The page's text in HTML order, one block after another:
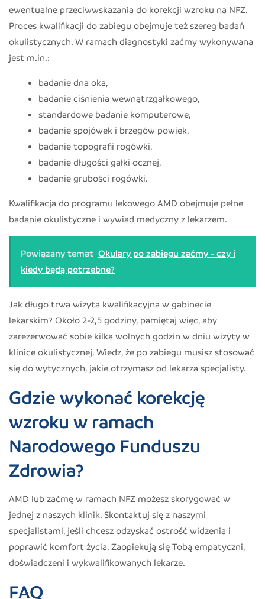
ewentualne przeciwwskazania do korekcji wzroku na NFZ.
Proces kwalifikacji do zabiegu obejmuje też szereg badań
okulistycznych. W ramach diagnostyki zaćmy wykonywana
jest m.in.:
badanie dna oka,
badanie ciśnienia wewnątrzgałkowego,
standardowe badanie komputerowe,
badanie spojówek i brzegów powiek,
badanie topografii rogówki,
badanie długości gałki ocznej,
badanie grubości rogówki.
Kwalifikacja do programu lekowego AMD obejmuje pełne
badanie okulistyczne i wywiad medyczny z lekarzem.
Powiązany temat Okulary po zabiegu zaćmy - czy i
kiedy będą potrzebne?
Jak długo trwa wizyta kwalifikacyjna w gabinecie
lekarskim? Około 2-2,5 godziny, pamiętaj więc, aby
zarezerwować sobie kilka wolnych godzin w dniu wizyty w
klinice okulistycznej. Wiedz, że po zabiegu musisz stosować
się do wytycznych, jakie otrzymasz od lekarza specjalisty.
Gdzie wykonać korekcję
wzroku w ramach
Narodowego Funduszu
Zdrowia?
AMD lub zaćmę w ramach NFZ możesz skorygować w
jednej z naszych klinik. Skontaktuj się z naszymi
specjalistami, jeśli chcesz odzyskać ostrość widzenia i
poprawić komfort życia. Zaopiekują się Tobą empatyczni,
doświadczeni i wykwalifikowanych lekarze.
FAQ